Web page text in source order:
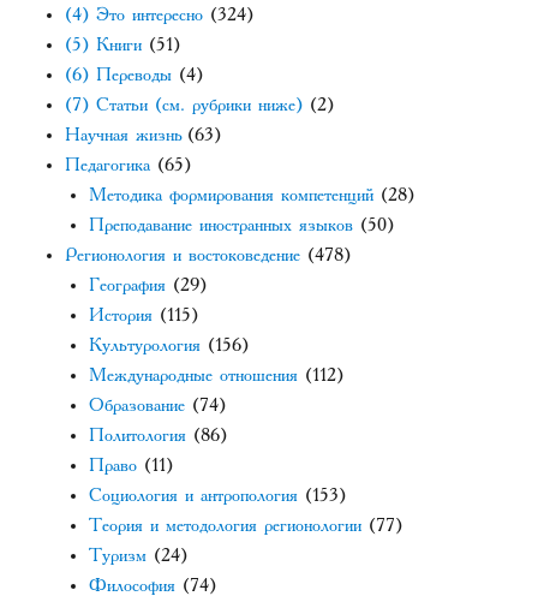
(4) Это интересно (324)
(5) Книги (51)
(6) Переводы (4)
(7) Статьи (см. рубрики ниже) (2)
Научная жизнь(63)
Педагогика (65)
Методика формирования компетенций (28)
Преподавание иностранных языков (50)
Регионология и востоковедение (478)
География (29)
История (115)
Культурология (156)
Международные отношения (112)
Образование (74)
Политология (86)
Право (11)
Социология и антропология (153)
Теория и методология регионологии (77)
Туризм (24)
Философия (74)